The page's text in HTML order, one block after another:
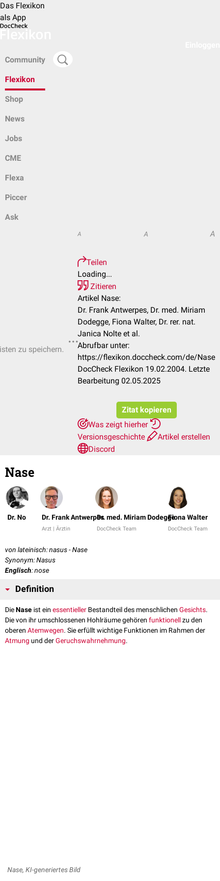
Das Flexikon
als App
Community
Flexikon
Shop
News
Jobs
CME
Flexa
Piccer
Ask
zu speichern.
A A A
Teilen
Loading...
Zitieren
Artikel Nase:
Dr. Frank Antwerpes, Dr. med. Miriam
Dodegge, Fiona Walter, Dr. rer. nat.
Janica Nolte et al.
Abrufbar unter:
https://flexikon.doccheck.com/de/Nase
DocCheck Flexikon 19.02.2004. Letzte
Bearbeitung 02.05.2025
Zitat kopieren
Was zeigt hierher
Versionsgeschichte
Artikel erstellen
Discord
Nase
Dr. No Dr. Frank Antwerpes
Arzt | Ärztin
Dr. med. Miriam Dodegge
DocCheck Team
Fiona Walter
DocCheck Team
von lateinisch: nasus - Nase
Synonym: Nasus
Englisch: nose
Definition
DieNase ist ein essentieller Bestandteil des menschlichen Gesichts.
Die von ihr umschlossenen Hohlräume gehören funktionellzu den
oberen Atemwegen. Sie erfüllt wichtige Funktionen im Rahmen der
Atmung und derGeruchswahrnehmung.
Nase, KI-generiertes Bild